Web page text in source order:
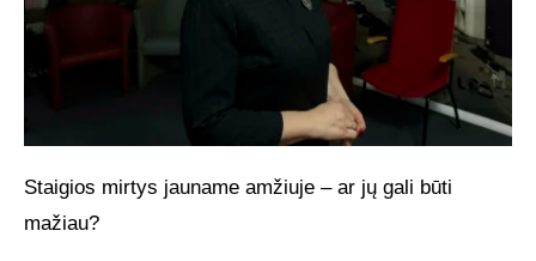
Staigios mirtys jauname amžiuje – ar jų gali būti
mažiau?